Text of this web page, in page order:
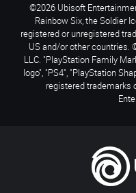
©2026 Ubisoft
Rainbow Six, the Soldier
registered or unregistered
US and/or other countries.
LLC. "PlayStation Family
logo", "PS4", "PlayStation
registered trademarks